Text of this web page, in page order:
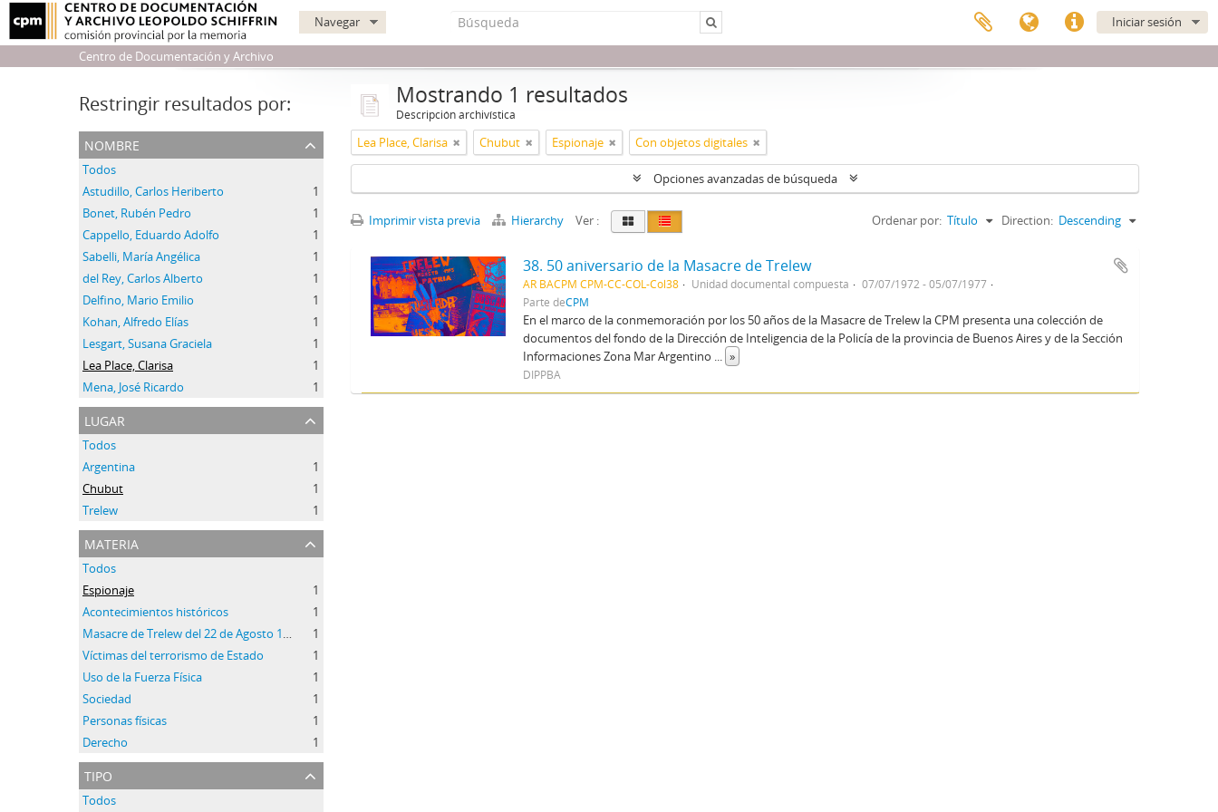
Iniciar sesión
Navegar
Centro de Documentación y Archivo
Restringir resultados por:
nombre
Todos
Astudillo, Carlos Heriberto
1
Bonet, Rubén Pedro
1
Cappello, Eduardo Adolfo
1
Sabelli, María Angélica
1
del Rey, Carlos Alberto
1
Delfino, Mario Emilio
1
Kohan, Alfredo Elías
1
Lesgart, Susana Graciela
1
Lea Place, Clarisa
1
Mena, José Ricardo
1
lugar
Todos
Argentina
1
Chubut
1
Trelew
1
materia
Todos
Espionaje
1
Acontecimientos históricos
1
Masacre de Trelew del 22 de Agosto 1972
1
Víctimas del terrorismo de Estado
1
Uso de la Fuerza Física
1
Sociedad
1
Personas físicas
1
Derecho
1
tipo
Todos
Mostrando 1 resultados
Descripción archivística
Lea Place, Clarisa Chubut Espionaje Con objetos digitales
Opciones avanzadas de búsqueda
Imprimir vista previa Hierarchy Ver : Ordenar por: Título Direction: Descending
38. 50 aniversario de la Masacre de Trelew
AR BACPM CPM-CC-COL-Col38 Unidad documental compuesta
07/07/1972 - 05/07/1977
Parte deCPM
En el marco de la conmemoración por los 50 años de la Masacre de Trelew la CPM presenta una colección de
documentos del fondo de la Dirección de Inteligencia de la Policía de la provincia de Buenos Aires y de la Sección
Informaciones Zona Mar Argentino ... »
DIPPBA